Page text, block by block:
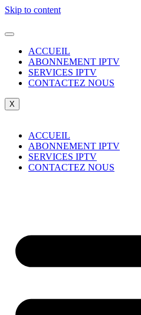
Skip to content
ACCUEIL
ABONNEMENT IPTV
SERVICES IPTV
CONTACTEZ NOUS
X
ACCUEIL
ABONNEMENT IPTV
SERVICES IPTV
CONTACTEZ NOUS